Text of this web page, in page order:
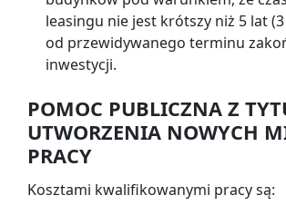
leasingu nie jest krótszy niż 5 lat
od przewidywanego terminu
inwestycji.
POMOC PUBLICZNA Z
UTWORZENIA NOWYCH
PRACY
Kosztami kwalifikowanymi pracy są: